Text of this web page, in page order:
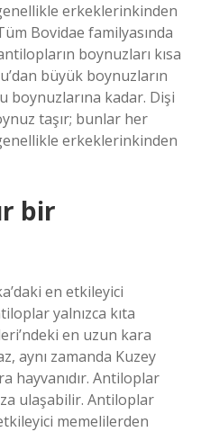
erkeklerinkinden
Bovidae familyasında
boynuzları kısa
büyük boynuzların
boynuzlarına kadar. Dişi
taşır; bunlar her
erkeklerinkinden
bir
en etkileyici
yalnızca kıta
en uzun kara
aynı zamanda Kuzey
hayvanıdır. Antiloplar
ulaşabilir. Antiloplar
memelilerden